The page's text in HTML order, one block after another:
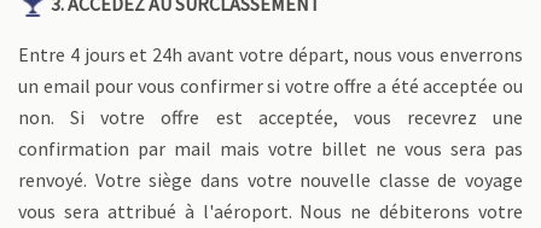
Entre 4 jours et 24h avant votre départ, nous vous enverrons
un email pour vous confirmer si votre offre a été acceptée ou
non. Si votre offre est acceptée, vous recevrez une
confirmation par mail mais votre billet ne vous sera pas
renvoyé. Votre siège dans votre nouvelle classe de voyage
vous sera attribué à l'aéroport. Nous ne débiterons votre